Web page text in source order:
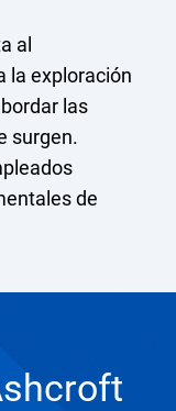
al
la exploración
las
surgen.
de